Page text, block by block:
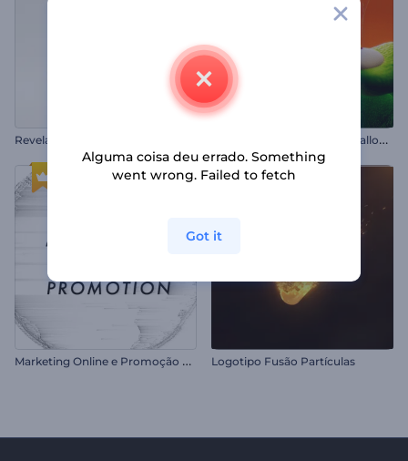
I
ntrodução da Aranha de Halloween
M
arketing Online e Promoção SEO Logotipo Fusão Partículas
Alguma coisa deu errado. Something
went wrong. Failed to fetch
Got it